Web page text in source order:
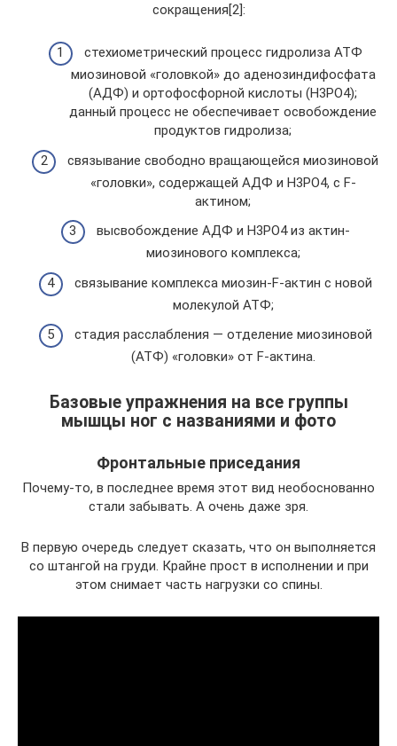
сокращения[2]:
стехиометрический процесс гидролиза АТФ
миозиновой «головкой» до аденозиндифосфата
(АДФ) и ортофосфорной кислоты (H3PO4);
данный процесс не обеспечивает освобождение
продуктов гидролиза;
связывание свободно вращающейся миозиновой
«головки», содержащей АДФ и H3PO4, с F-
актином;
высвобождение АДФ и H3PO4 из актин-
миозинового комплекса;
связывание комплекса миозин-F-актин с новой
молекулой АТФ;
стадия расслабления — отделение миозиновой
(АТФ) «головки» от F-актина.
Базовые упражнения на все группы
мышцы ног с названиями и фото
Фронтальные приседания
Почему-то, в последнее время этот вид необоснованно
стали забывать. А очень даже зря.
В первую очередь следует сказать, что он выполняется
со штангой на груди. Крайне прост в исполнении и при
этом снимает часть нагрузки со спины.